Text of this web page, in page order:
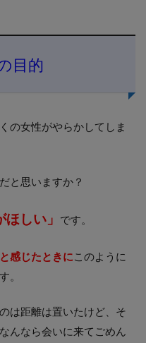
目的
の女性がやらかしてしま
と思いますか？
しい」 です。
感じたときにこのように
。
は距離は置いたけど、そ
んなら会いに来てごめん